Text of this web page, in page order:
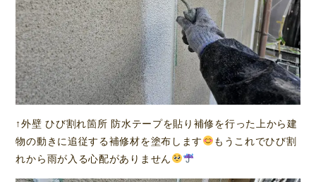
↑外壁 ひび割れ箇所 防水テープを貼り補修を行った上から建
物の動きに追従する補修材を塗布します
もうこれでひび割
れから雨が入る心配がありません